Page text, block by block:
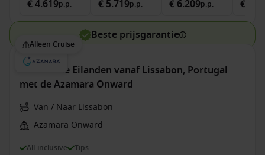
€ 4.619p.p. € 5.719p.p. € 6.209p.p. €
Beste prijsgarantie
Alleen Cruise
Canarische Eilanden vanaf Lissabon, Portugal
met de Azamara Onward
Van / Naar Lissabon
Azamara Onward
All-inclusive Tips